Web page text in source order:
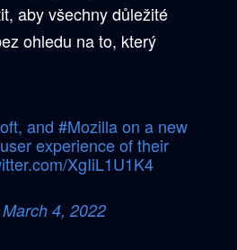
aby všechny důležité
ohledu na to, který
, and #Mozillaon a new
experience of their
XgIiL1U1K4
March 4, 2022